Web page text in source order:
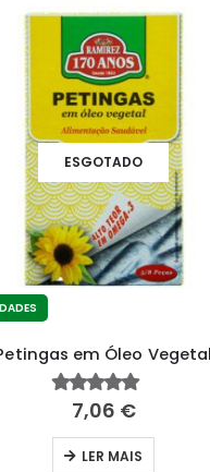
ESGOTADO
em Óleo Vegetal
4.68fora de 5
7,06 €
LER MAIS